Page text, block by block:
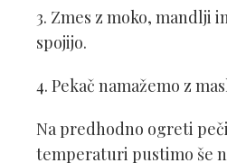
3. Zmes z moko, mandlji
spojijo.
4. Pekač namažemo z
Na predhodno ogreti
temperaturi pustimo še